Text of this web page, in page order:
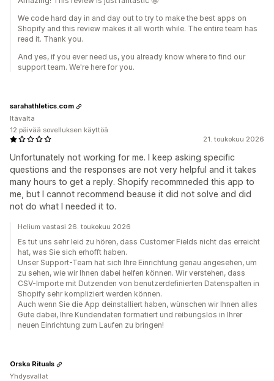
We code hard day in and day out to try to make the best apps on
Shopify and this review makes it all worth while. The entire team has
read it. Thank you.
And yes, if you ever need us, you already know where to find our
support team. We're here for you.
21. toukokuu 2026
Unfortunately not working for me. I keep asking specific
questions and the responses are not very helpful and it takes
many hours to get a reply. Shopify recommneded this app to
me, but I cannot recommend beause it did not solve and did
not do what I needed it to.
sarahathletics.com
Itävalta
12 päivää sovelluksen käyttöä
Helium vastasi 26. toukokuu 2026
Es tut uns sehr leid zu hören, dass Customer Fields nicht das erreicht
hat, was Sie sich erhofft haben.
Unser Support-Team hat sich Ihre Einrichtung genau angesehen, um
zu sehen, wie wir Ihnen dabei helfen können. Wir verstehen, dass
CSV-Importe mit Dutzenden von benutzerdefinierten Datenspalten in
Shopify sehr kompliziert werden können.
Auch wenn Sie die App deinstalliert haben, wünschen wir Ihnen alles
Gute dabei, Ihre Kundendaten formatiert und reibungslos in Ihrer
neuen Einrichtung zum Laufen zu bringen!
Orska Rituals
Yhdysvallat